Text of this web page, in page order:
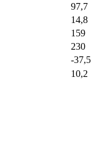
97,7
14,8
159
230
-37,5
10,2